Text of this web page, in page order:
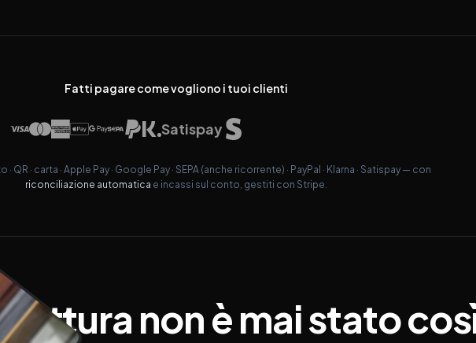
Fatti pagare come vogliono i tuoi clienti
Satispay
QR · carta · Apple Pay · Google Pay · SEPA (anche ricorrente) · PayPal · Klarna · Satispay — con
riconciliazione automatica e incassi sul conto, gestiti con Stripe.
fatturanonèmaistato